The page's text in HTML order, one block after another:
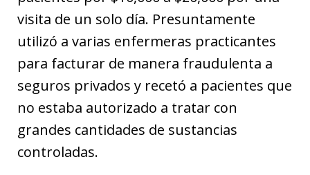
visita de un solo día. Presuntamente
utilizó a varias enfermeras practicantes
para facturar de manera fraudulenta a
seguros privados y recetó a pacientes que
no estaba autorizado a tratar con
grandes cantidades de sustancias
controladas.